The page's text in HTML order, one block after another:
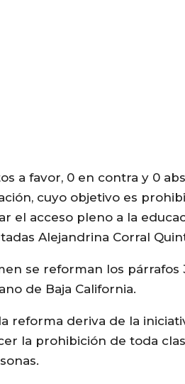
a favor, 0 en contra y 0
cuyo objetivo es
el acceso pleno a la
Alejandrina Corral
se reforman los
de Baja California.
reforma deriva de la
la prohibición de toda